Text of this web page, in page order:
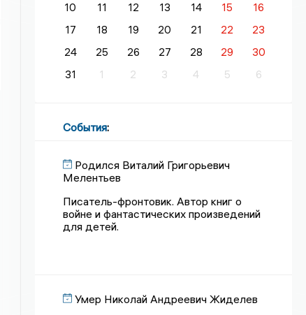
10
11 12 13 14 15
16
17
18 19 20 21 22
23
24
25 26 27 28 29
30
31
1 2 3 4 5 6
События:
Родился Виталий Григорьевич
Мелентьев
Писатель-фронтовик. Автор книг о
войне и фантастических произведений
для детей.
Умер Николай Андреевич Жиделев